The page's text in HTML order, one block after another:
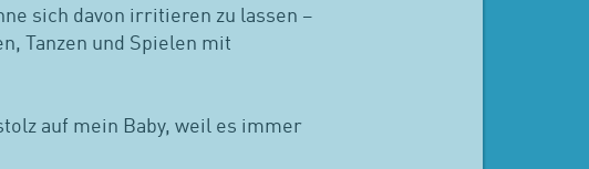
sich davon irritieren zu lassen –
Tanzen und Spielen mit
auf mein Baby, weil es immer